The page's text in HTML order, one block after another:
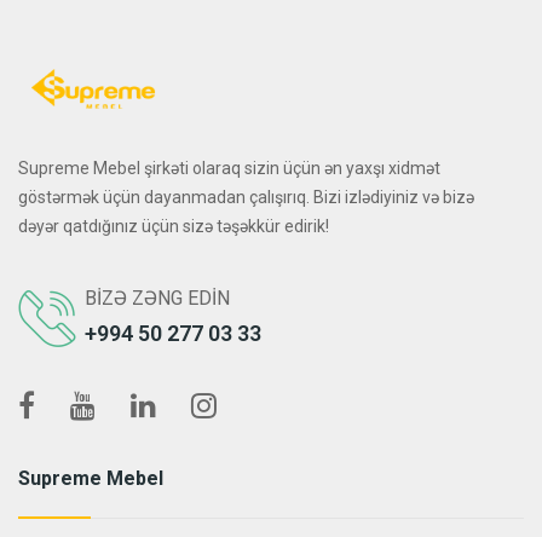
Supreme Mebel şirkəti olaraq sizin üçün ən yaxşı xidmət
göstərmək üçün dayanmadan çalışırıq. Bizi izlədiyiniz və bizə
dəyər qatdığınız üçün sizə təşəkkür edirik!
BIZƏ ZƏNG EDIN
+994 50 277 03 33
Supreme Mebel